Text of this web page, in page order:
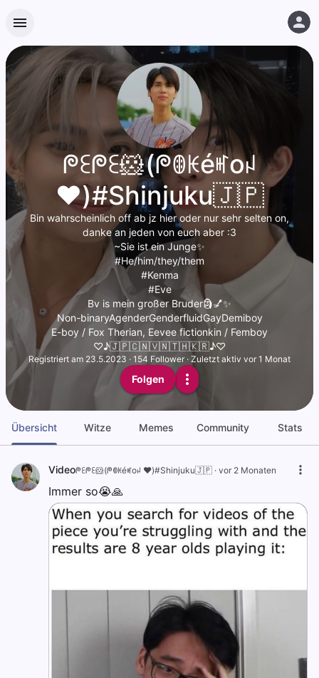
ᖘꏂᖘꏂ🐹(ᖘꂦꀘéꎭoꈤ
❤️)#Shinjuku🇯🇵
Bin wahrscheinlich off ab jz hier oder nur sehr selten on,
danke an jeden von euch aber :3
~Sie ist ein Junge✨
#He/him/they/them
#Kenma
#Eve
Bv is mein großer Bruder🗿💅✨
Non-binaryAgenderGenderfluidGayDemiboy
E-boy / Fox Therian, Eevee fictionkin / Femboy
♡♪🇯🇵🇨🇳🇻🇳🇹🇭🇰🇷♪♡
Registriert am 23.5.2023 · 154 Follower · Zuletzt aktiv vor 1 Monat
Folgen
Übersicht Witze Memes Community Stats
Videoᖘꏂᖘꏂ🐹(ᖘꂦꀘéꎭoꈤ ❤️)#Shinjuku🇯🇵 · vor 2 Monaten
Immer so😭🙏